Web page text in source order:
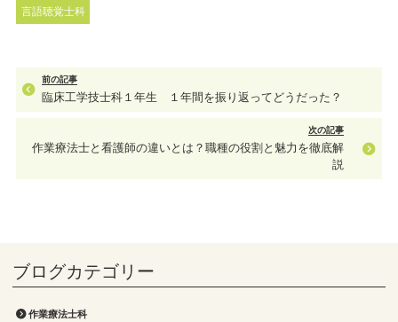
作業療法士科
言語聴覚士科
前の記事
臨床工学技士科１年生 １年間を振り返ってどうだった？
次の記事
作業療法士と看護師の違いとは？職種の役割と魅力を徹底解
説